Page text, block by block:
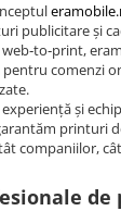
botez,
botez,
publicitare și
pentru comenzi
experiență și
printuri
companiilor,
de